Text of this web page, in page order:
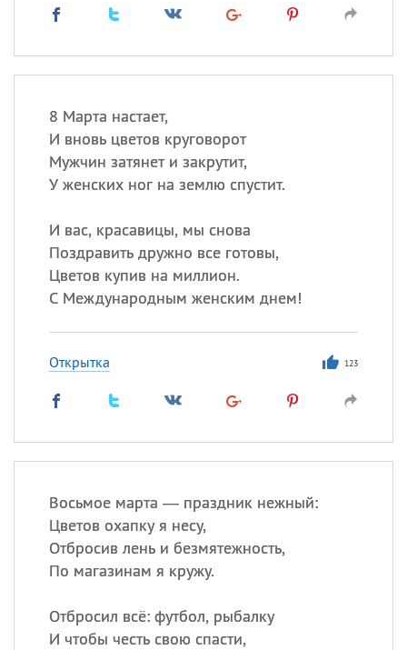
8 Марта настает,
И вновь цветов круговорот
Мужчин затянет и закрутит,
У женских ног на землю спустит.
И вас, красавицы, мы снова
Поздравить дружно все готовы,
Цветов купив на миллион.
С Международным женским днем!
Открытка 123
Восьмое марта — праздник нежный:
Цветов охапку я несу,
Отбросив лень и безмятежность,
По магазинам я кружу.
Отбросил всё: футбол, рыбалку
И чтобы честь свою спасти,